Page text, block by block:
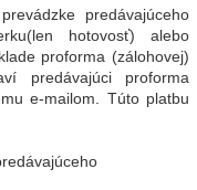
predávajúceho
hotovosť) alebo
proforma (zálohovej)
predávajúci proforma
e-mailom. Túto platbu